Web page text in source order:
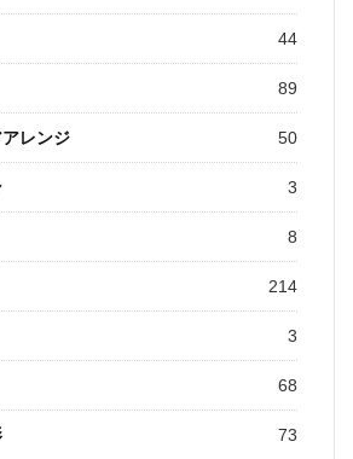
44
89
レンジ 50
3
8
214
3
68
73